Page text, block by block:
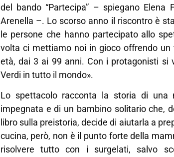
del bando “Partecipa” – spiegano Elena
Arenella –. Lo scorso anno il riscontro è
le persone che hanno partecipato allo
volta ci mettiamo noi in gioco offrendo
età, dai 3 ai 99 anni. Con i protagonisti si
Verdi in tutto il mondo».
Lo spettacolo racconta la storia di una
impegnata e di un bambino solitario che,
libro sulla preistoria, decide di aiutarla a
cucina, però, non è il punto forte della
risolvere tutto con i surgelati, salvo